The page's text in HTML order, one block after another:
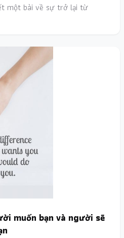
một bài về sự trở lại từ
muốn bạn và người sẽ